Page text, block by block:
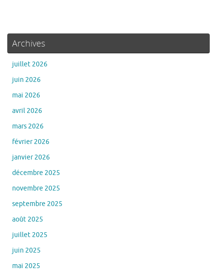
Archives
juillet 2026
juin 2026
mai 2026
avril 2026
mars 2026
février 2026
janvier 2026
décembre 2025
novembre 2025
septembre 2025
août 2025
juillet 2025
juin 2025
mai 2025